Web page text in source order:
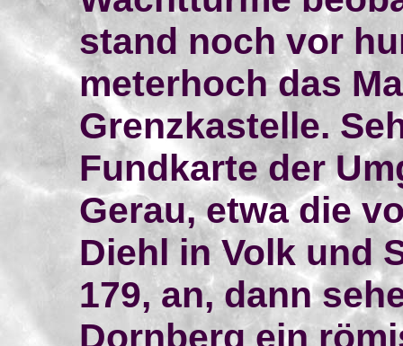
stand noch vor
meterhoch das
Grenzkastelle.
Fundkarte der
Gerau, etwa die
Diehl in Volk und
179, an, dann
Dornberg ein